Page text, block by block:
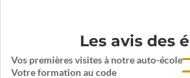
Les avis des
Vos premières visites à notre auto-école
Votre formation au code